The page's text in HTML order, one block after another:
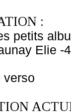
:
petits
Elie -
verso